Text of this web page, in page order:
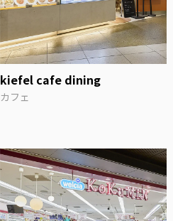
kiefel cafe dining
カフェ